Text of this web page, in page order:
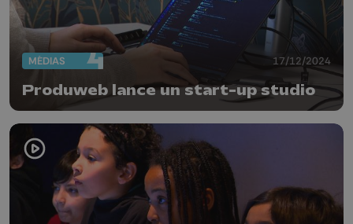
MÉDIAS 17/12/2024
Produweb lance un start-up studio